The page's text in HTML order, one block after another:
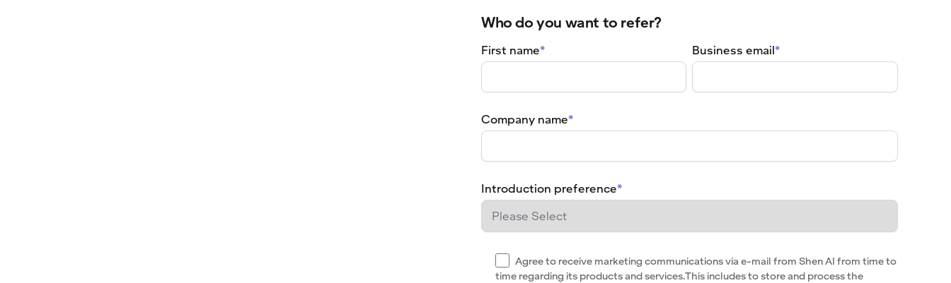
Who do you want to refer?
First name* Business email*
Company name*
Introduction preference*
Agree to receive marketing communications via e-mail from Shen AI from time to
time regarding its products and services.This includes to store and process the